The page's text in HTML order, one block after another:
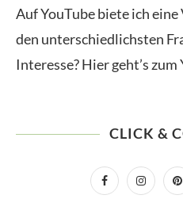
Auf YouTube biete ich
den unterschiedlichsten
Interesse? Hier geht’s
CLICK &